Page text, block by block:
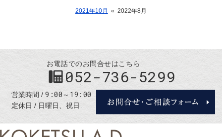
2021年10月 « 2022年8月
お電話でのお問合せはこちら
052-736-5299
営業時間 9:00～19:00
定休日 日曜日、祝日